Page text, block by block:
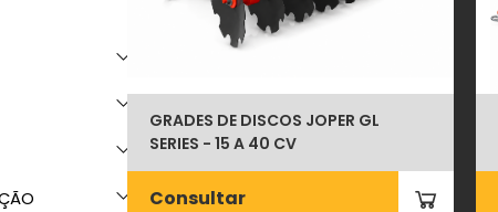
GRADES DE DISCOS JOPER GL
SERIES - 15 A 40 CV
Consultar